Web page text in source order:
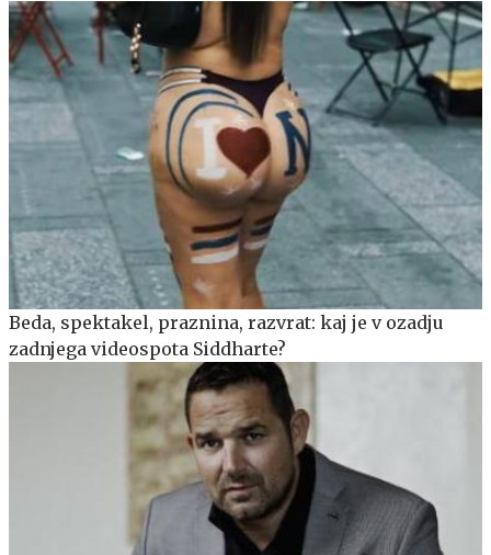
Beda, spektakel, praznina, razvrat: kaj je v ozadju
zadnjega videospota Siddharte?